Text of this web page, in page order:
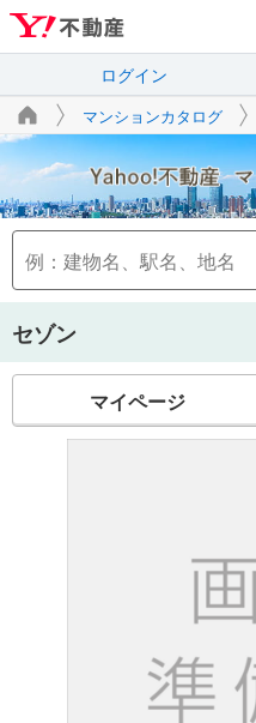
ログイン
マンションカタログ
セゾン
マイページ